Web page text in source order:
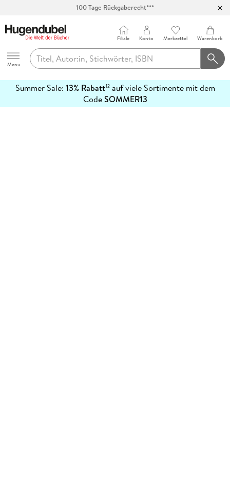
100 Tage Rückgaberecht***
Hugendubel
Menu
Filiale Konto Merkzettel Warenkorb
Summer Sale: 13% Rabatt12auf viele Sortimente mit dem
CodeSOMMER13
erfahren